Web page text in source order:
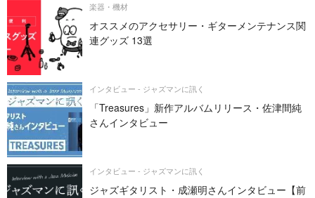
楽器・機材
オススメのアクセサリー・ギターメンテナンス関
連グッズ 13選
インタビュー - ジャズマンに訊く
「Treasures」新作アルバムリリース・佐津間純
さんインタビュー
インタビュー - ジャズマンに訊く
ジャズギタリスト・成瀬明さんインタビュー【前